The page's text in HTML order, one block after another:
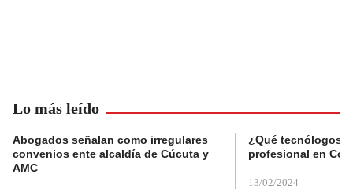
Lo más leído
Abogados señalan como irregulares
convenios ente alcaldía de Cúcuta y
AMC
¿Qué tecnólogos
profesional en
13/02/2024